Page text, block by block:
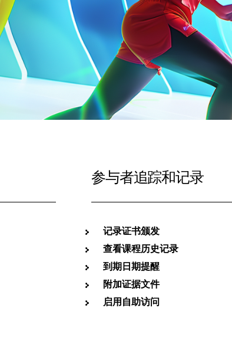
参与者追踪和记录
记录证书颁发
查看课程历史记录
到期日期提醒
附加证据文件
启用自助访问